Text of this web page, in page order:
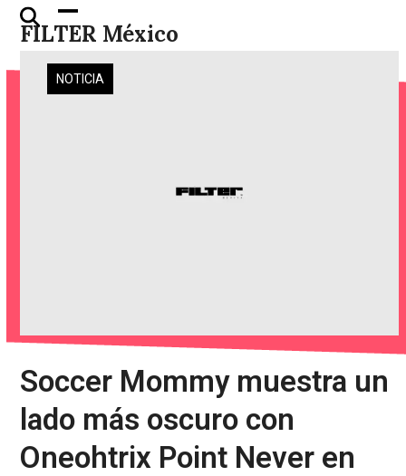
Skip
FILTER México
Open
mobile
menu
Close
mobile
menu
NOTICIA
Soccer Mommy muestra un
lado más oscuro con
Oneohtrix Point Never en